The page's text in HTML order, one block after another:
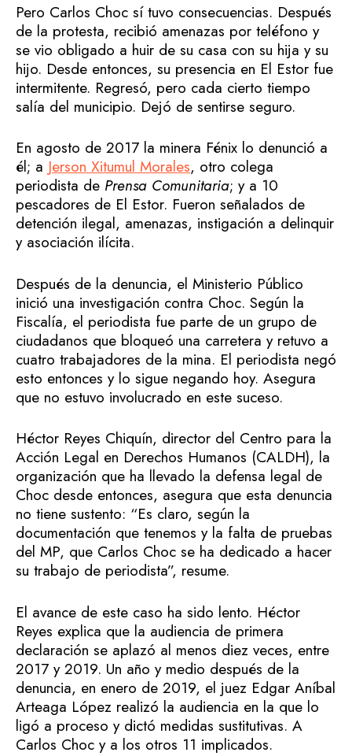
Pero Carlos Choc sí tuvo consecuencias. Después
de la protesta, recibió amenazas por teléfono y
se vio obligado a huir de su casa con su hija y su
hijo. Desde entonces, su presencia en El Estor fue
intermitente. Regresó, pero cada cierto tiempo
salía del municipio. Dejó de sentirse seguro.
En agosto de 2017 la minera Fénix lo denunció a
él; a Jerson Xitumul Morales, otro colega
periodista de Prensa Comunitaria; y a 10
pescadores de El Estor. Fueron señalados de
detención ilegal, amenazas, instigación a delinquir
y asociación ilícita.
Después de la denuncia, el Ministerio Público
inició una investigación contra Choc. Según la
Fiscalía, el periodista fue parte de un grupo de
ciudadanos que bloqueó una carretera y retuvo a
cuatro trabajadores de la mina. El periodista negó
esto entonces y lo sigue negando hoy. Asegura
que no estuvo involucrado en este suceso.
Héctor Reyes Chiquín, director del Centro para la
Acción Legal en Derechos Humanos (CALDH), la
organización que ha llevado la defensa legal de
Choc desde entonces, asegura que esta denuncia
no tiene sustento: “Es claro, según la
documentación que tenemos y la falta de pruebas
del MP, que Carlos Choc se ha dedicado a hacer
su trabajo de periodista”, resume.
El avance de este caso ha sido lento. Héctor
Reyes explica que la audiencia de primera
declaración se aplazó al menos diez veces, entre
2017 y 2019. Un año y medio después de la
denuncia, en enero de 2019, el juez Edgar Aníbal
Arteaga López realizó la audiencia en la que lo
ligó a proceso y dictó medidas sustitutivas. A
Carlos Choc y a los otros 11 implicados.